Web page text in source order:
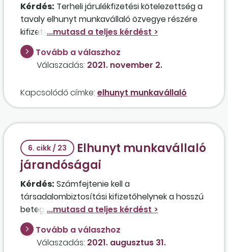
Kérdés: Terheli járulékfizetési kötelezettség a
tavaly elhunyt munkavállaló özvegye részére
kifizetett nagy összegű elmaradt munkabért,
vagy csak a szociális hozzájárulási adót és a
szakképzési hozzájárulást kell utána megfizetni
a cégnek?
Tovább a válaszhoz
Válaszadás: 2021. november 2.
Kapcsolódó címke: elhunyt munkavállaló
6. cikk / 23
Elhunyt munkavállaló
járandóságai
Kérdés: Számfejtenie kell a
társadalombiztosítási kifizetőhelynek a hosszú
betegség után elhunyt munkavállaló
táppénzét abban az esetben, ha a hiányzó
időszakra kiállított orvosi igazolásokat a
családtagok adták le? Helyesen jár el a
Tovább a válaszhoz
Válaszadás: 2021. augusztus 31.